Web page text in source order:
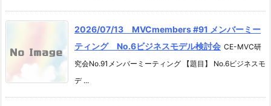
2026/07/13 MVCmembers #91 メンバーミー
ティング No.6ビジネスモデル検討会 CE-MVC研
究会No.91メンバーミーティング 【題目】 No.6ビジネスモ
デ ...